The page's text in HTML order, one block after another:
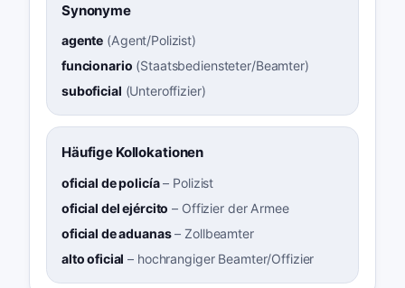
Synonyme
agente (Agent/Polizist)
funcionario (Staatsbediensteter/Beamter)
suboficial (Unteroffizier)
Häufige Kollokationen
oficial de policía– Polizist
oficial del ejército – Offizier der Armee
oficial de aduanas–Zollbeamter
alto oficial – hochrangiger Beamter/Offizier